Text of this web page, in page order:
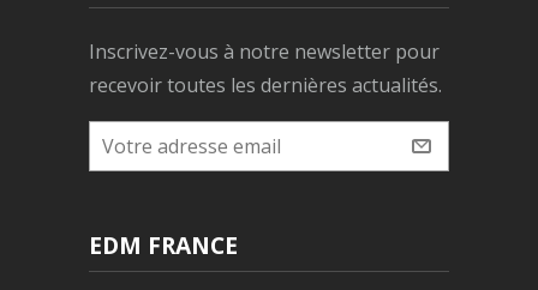
Inscrivez-vous à notre newsletter pour
recevoir toutes les dernières actualités.
EDM FRANCE